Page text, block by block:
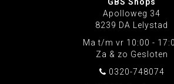
Apolloweg 34
8239 DA Lelystad
Ma t/m vr 10:00 -
Za & zo Gesloten
0320-748074